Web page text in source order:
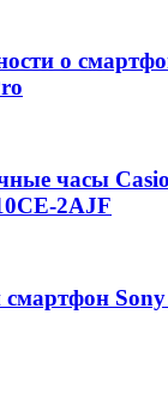
о
часы
2AJF